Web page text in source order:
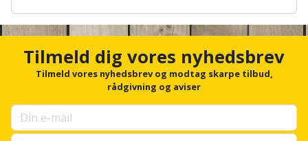
Lecablokke
og
fundablokke
Lofter
Lofttrapper
Kiler
Kloakrenser
Kniv
og
hobbykniv
Diamantskæremaskine
Diamantslibertilbehør
Dyksav
Robotplæneklipper
tilbehør
Vandpumpe
Vertikalskærer
/
Flagstænger
have
c
r
u
p
Tilmeld dig vores nyhedsbrev
Tilmeld vores nyhedsbrev og modtag skarpe tilbud,
rådgivning og aviser